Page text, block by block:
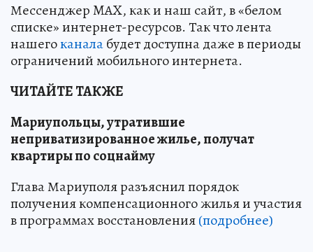
Мессенджер MAX, как и наш сайт, в «белом
списке» интернет-ресурсов. Так что лента
нашегоканалабудет доступна даже в периоды
ограничений мобильного интернета.
ЧИТАЙТЕ ТАКЖЕ
Мариупольцы, утратившие
неприватизированное жилье, получат
квартиры по соцнайму
Глава Мариуполя разъяснил порядок
получения компенсационного жилья и участия
в программах восстановления(подробнее)